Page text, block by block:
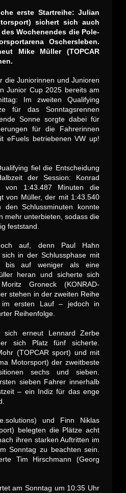
erste Startreihe: Julian
sichert sich auch
Wochenendes die Pole-
Oschersleben.
Mike Müller (TOPCAR
die Juniorinnen und Junioren
Junior Cup 2025 bereits am
Im zweiten Qualifying
für das Sonntagsrennen
Sonne sorgte dabei für
für die Fahrerinnen
eFuels betriebenen VW up!
fiel die Entscheidung
der Session: Konrad
1:43.487 Minuten die
von Müller, der mit 1:43.540
den Schlussminuten konnte
mehr unterbieten, sodass die
feststand.
auf, denn Paul Hahn
in der Schlussphase mit
bis auf weniger als eine
heran und sicherte sich
Groneck (KONRAD-
stehen in der zweiten Reihe
im ersten Lauf – jedoch in
Reihenfolge.
sich erneut Lennard Zerbe
sich Platz fünf sicherte.
(TOPCAR sport) und mit
Motorsport) der zweitbeste
sechs und sieben.
sieben Fahrer innerhalb
– ein Indiz für das enge
und Finn Niklas
belegten die Plätze acht
ihren starken Auftritten im
Sonntag zu beachten sein.
Tim Hirschmann (Georg
am Sonntag um 10:35 Uhr